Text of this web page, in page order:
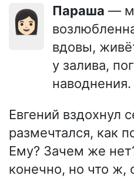
👩🏻 Параша —
вдовы,
у залива,
наводнения.
Евгений вздохнул
размечтался, как
Ему? Зачем же
конечно, но что ж,